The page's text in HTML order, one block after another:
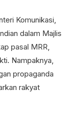
Komunikasi,
dalam Majlis
pasal MRR,
Nampaknya,
propaganda
rakyat